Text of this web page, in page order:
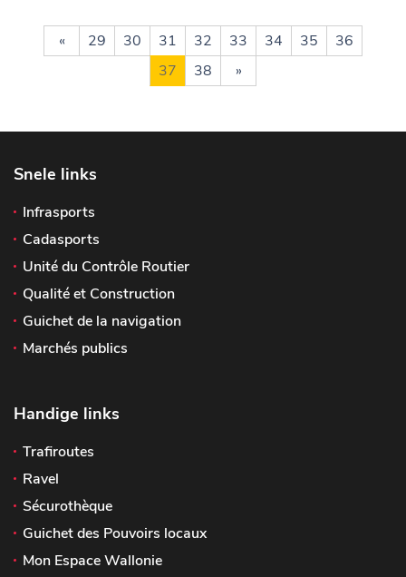
« 29 30 31 32 33 34 35
36
37
38 »
Snele links
Infrasports
Cadasports
Unité du Contrôle Routier
Qualité et Construction
Guichet de la navigation
Marchés publics
Handige links
Trafiroutes
Ravel
Sécurothèque
Guichet des Pouvoirs locaux
Mon Espace Wallonie